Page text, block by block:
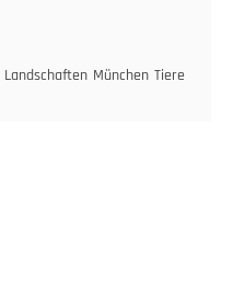
Landschaften München Tiere